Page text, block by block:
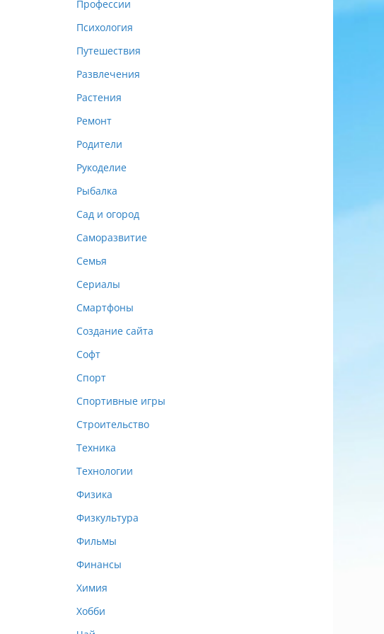
Профессии
Психология
Путешествия
Развлечения
Растения
Ремонт
Родители
Рукоделие
Рыбалка
Сад и огород
Саморазвитие
Семья
Сериалы
Смартфоны
Создание сайта
Софт
Спорт
Спортивные игры
Строительство
Техника
Технологии
Физика
Физкультура
Фильмы
Финансы
Химия
Хобби